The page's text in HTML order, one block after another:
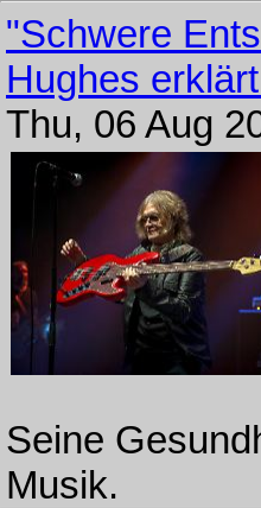
"Schwere
Hughes
Thu, 06 Aug
Seine
Musik.